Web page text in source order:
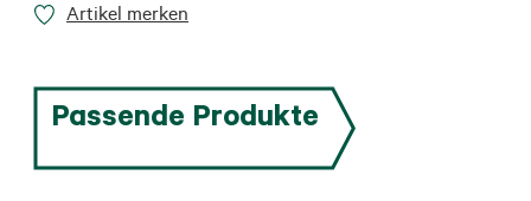
Artikel merken
Passende Produkte